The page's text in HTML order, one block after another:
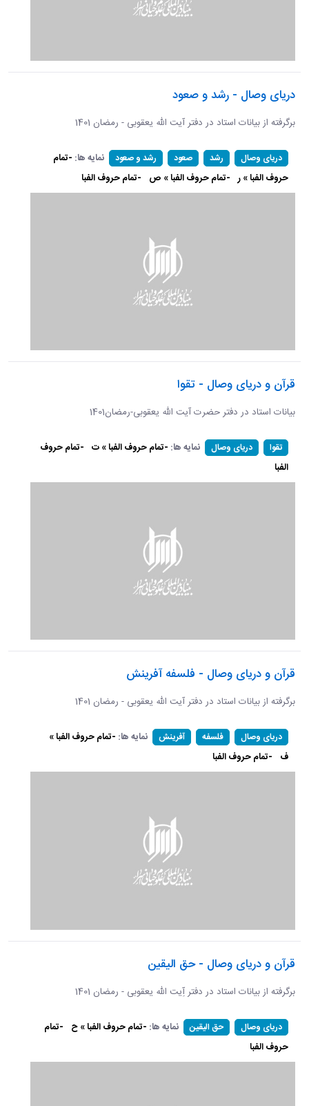
دریای وصال - رشد و صعود
برگرفته از بیانات استاد در دفتر آیت الله یعقوبی - رمضان 1401
دریای وصال رشد صعود رشد و صعود نمایه ها: -تمام
حروف الفبا » ر -تمام حروف الفبا » ص -تمام حروف الفبا
قرآن و دریای وصال - تقوا
بیانات استاد در دفتر حضرت آیت الله یعقوبی-رمضان1401
تقوا دریای وصال نمایه ها: -تمام حروف الفبا » ت -تمام حروف
الفبا
قرآن و دریای وصال - فلسفه آفرینش
برگرفته از بیانات استاد در دفتر آیت الله یعقوبی - رمضان 1401
دریای وصال فلسفه آفرینش نمایه ها: -تمام حروف الفبا »
ف -تمام حروف الفبا
قرآن و دریای وصال - حق الیقین
برگرفته از بیانات استاد در دفتر آِیت الله یعقوبی - رمضان 1401
دریای وصال حق الیقین نمایه ها: -تمام حروف الفبا » ح -تمام
حروف الفبا